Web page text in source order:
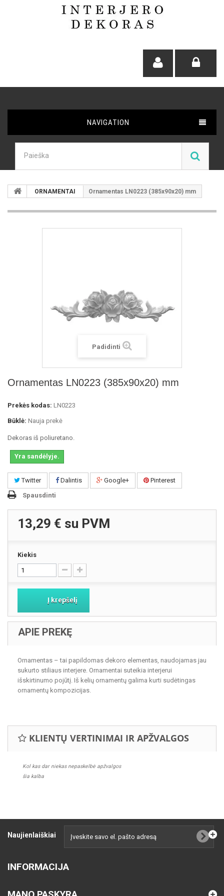
NAVIGATION
ORNAMENTAI Ornamentas LN0223 (385x90x20) mm
Padidinti
Ornamentas LN0223 (385x90x20) mm
Prekės kodas: LN0223
Būklė: Nauja prekė
Dekoras iš poliuretano.
Yra sandėlyje.
Twitter Dalintis Google+
Pinterest
Spausdinti
13,29 € su PVM
Kiekis
Į krepšelį
APIE PREKĘ
Ornamentas – tai papildomas dekoro elementas, naudojamas jau
sukurto stiliaus interjere. Ornamentai suteikia interjerui
išskirtinumo pojūtį. Iš kelių ornamentų galima kurti sudėtingas
ornamentų kompozicijas.
KLIENTŲ VERTINIMAI IR APŽVALGOS
Kol kas dar niekas nepaskelbė apžvalgos
šia kalba
Naujienlaiškiai
INFORMACIJA